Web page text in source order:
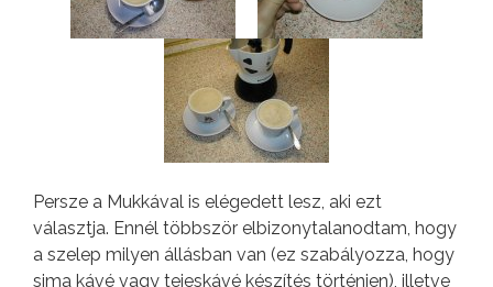
Persze a Mukkával is elégedett lesz, aki ezt
választja. Ennél többször elbizonytalanodtam, hogy
a szelep milyen állásban van (ez szabályozza, hogy
sima kávé vagy tejeskávé készítés történjen), illetve